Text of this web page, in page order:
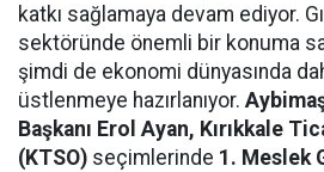
katkı sağlamaya devam ediyor.
sektöründe önemli bir konuma
şimdi de ekonomi dünyasında
üstlenmeye hazırlanıyor.
Başkanı Erol Ayan, Kırıkkale
(KTSO) seçimlerinde 1. Meslek